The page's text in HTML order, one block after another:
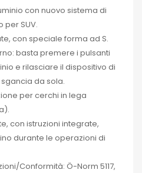
con nuovo sistema di
SUV.
con speciale forma ad S.
basta premere i pulsanti
e rilasciare il dispositivo di
da sola.
per cerchi in lega
con istruzioni integrate,
durante le operazioni di
Conformità: Ö-Norm 5117,